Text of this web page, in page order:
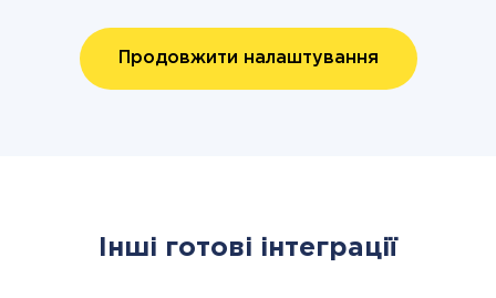
Продовжити налаштування
Інші готові інтеграції